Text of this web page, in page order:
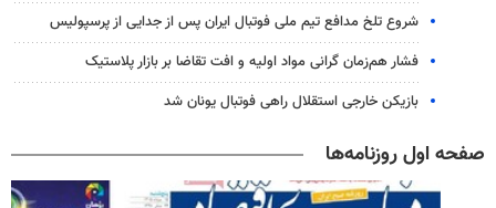
شروع تلخ مدافع تیم ملی فوتبال ایران پس از جدایی از پرسپولیس
فشار هم‌زمان گرانی مواد اولیه و افت تقاضا بر بازار پلاستیک
بازیکن خارجی استقلال راهی فوتبال یونان شد
صفحه اول روزنامه‌ها